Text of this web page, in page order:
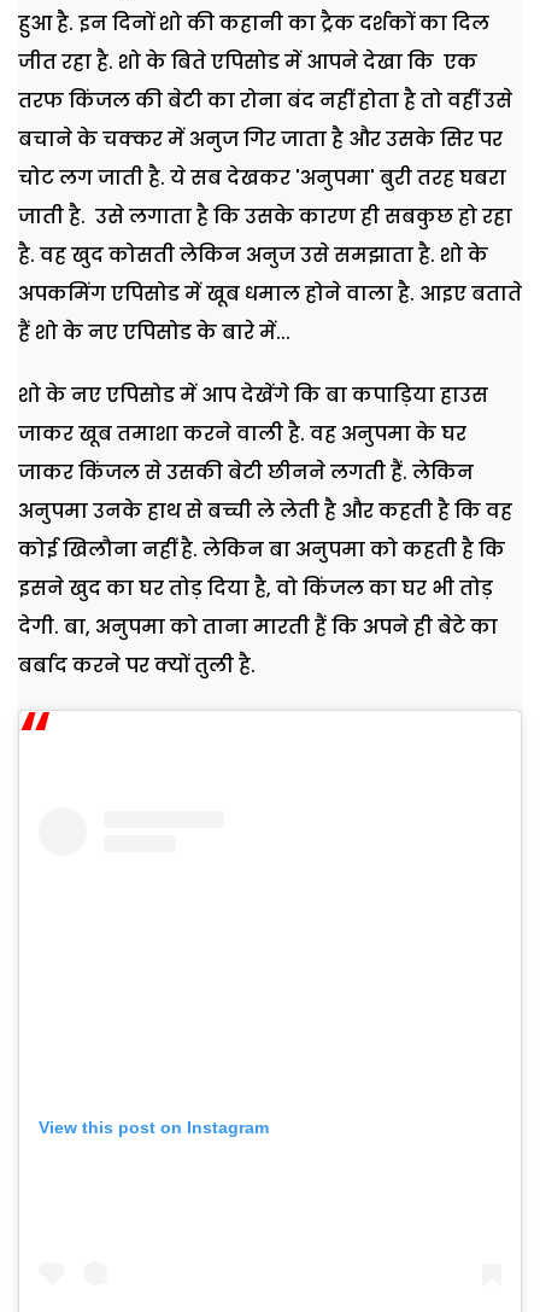
हुआ है. इन दिनों शो की कहानी का ट्रैक दर्शकों का दिल
जीत रहा है. शो के बिते एपिसोड में आपने देखा कि एक
तरफ किंजल की बेटी का रोना बंद नहीं होता है तो वहीं उसे
बचाने के चक्कर में अनुज गिर जाता है और उसके सिर पर
चोट लग जाती है. ये सब देखकर 'अनुपमा' बुरी तरह घबरा
जाती है. उसे लगाता है कि उसके कारण ही सबकुछ हो रहा
है. वह खुद कोसती लेकिन अनुज उसे समझाता है. शो के
अपकमिंग एपिसोड में खूब धमाल होने वाला है. आइए बताते
हैं शो के नए एपिसोड के बारे में...
शो के नए एपिसोड में आप देखेंगे कि बा कपाड़िया हाउस
जाकर खूब तमाशा करने वाली है. वह अनुपमा के घर
जाकर किंजल से उसकी बेटी छीनने लगती हैं. लेकिन
अनुपमा उनके हाथ से बच्ची ले लेती है और कहती है कि वह
कोई खिलौना नहीं है. लेकिन बा अनुपमा को कहती है कि
इसने खुद का घर तोड़ दिया है, वो किंजल का घर भी तोड़
देगी. बा, अनुपमा को ताना मारती हैं कि अपने ही बेटे का
बर्बाद करने पर क्यों तुली है.
View this post on Instagram